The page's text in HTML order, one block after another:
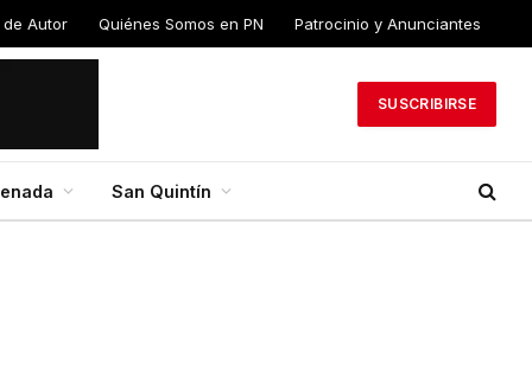
Autor Quiénes Somos en PN Patrocinio y Anunciantes
SUSCRIBIRSE
San Quintín